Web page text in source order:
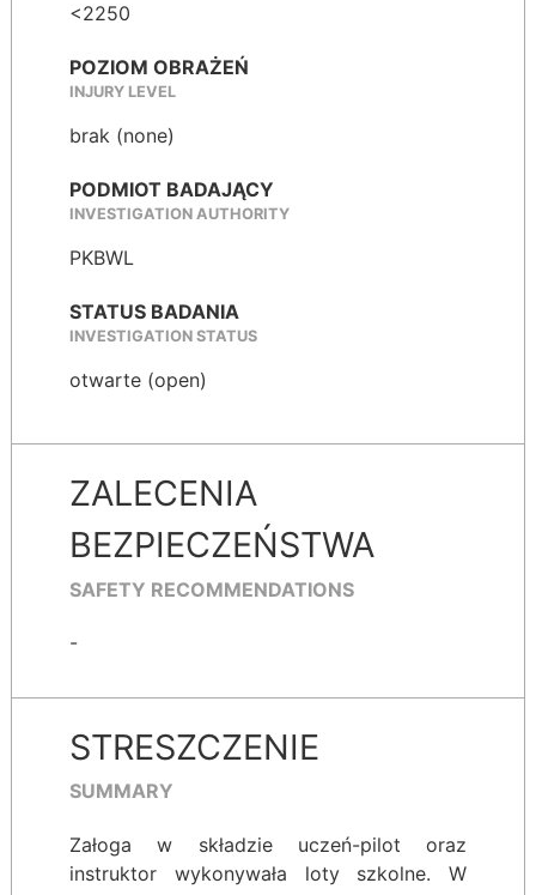
<2250
POZIOM OBRAŻEŃ
INJURY LEVEL
brak (none)
PODMIOT BADAJĄCY
INVESTIGATION AUTHORITY
PKBWL
STATUS BADANIA
INVESTIGATION STATUS
otwarte (open)
ZALECENIA
BEZPIECZEŃSTWA
SAFETY RECOMMENDATIONS
-
STRESZCZENIE
SUMMARY
Załoga w składzie uczeń-pilot oraz
instruktor wykonywała loty szkolne. W